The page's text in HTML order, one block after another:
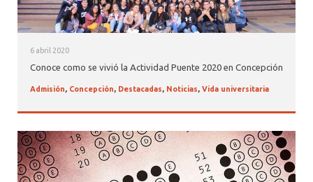
6 abril 2020
Conoce como se vivió la Actividad Puente 2020 en Concepción
Admisión, Concepción, Destacadas, Noticias, Vida universitaria